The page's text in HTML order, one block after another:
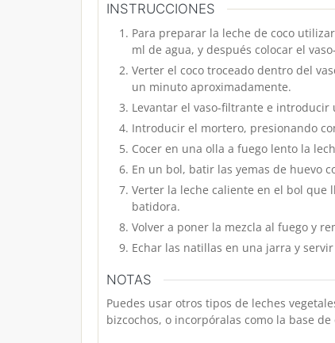
INSTRUCCIONES
Para preparar la leche de coco
ml de agua, y después colocar el
Verter el coco troceado dentro del
un minuto aproximadamente.
Levantar el vaso-filtrante e introducir
Introducir el mortero, presionando
Cocer en una olla a fuego lento la
En un bol, batir las yemas de huevo
Verter la leche caliente en el bol que
batidora.
Volver a poner la mezcla al fuego y
Echar las natillas en una jarra y
NOTAS
Puedes usar otros tipos de leches
bizcochos, o incorpóralas como la base